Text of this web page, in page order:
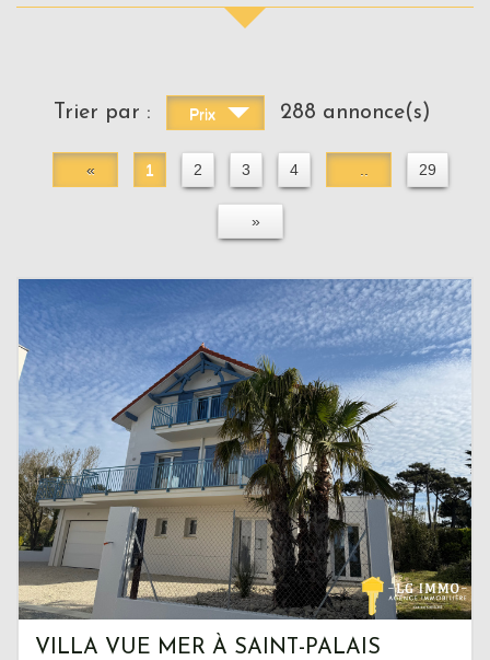
Trier par : Prix 288 annonce(s)
« 1 2 3 4 .. 29
»
VILLA VUE MER À SAINT-PALAIS